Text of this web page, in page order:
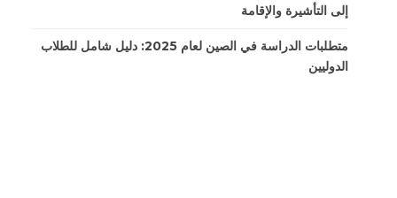
إلى التأشيرة والإقامة
متطلبات الدراسة في الصين لعام 2025: دليل شامل للطلاب
الدوليين